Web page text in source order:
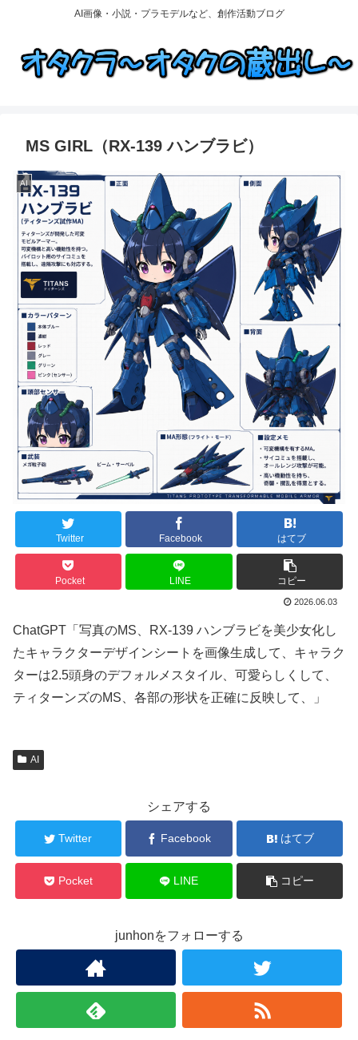
AI画像・小説・プラモデルなど、創作活動ブログ
MS GIRL（RX-139 ハンブラビ）
AI
Twitter Facebook はてブ
Pocket LINE コピー
2026.06.03
ChatGPT「写真のMS、RX-139 ハンブラビを美少女化し
たキャラクターデザインシートを画像生成して、キャラク
ターは2.5頭身のデフォルメスタイル、可愛らしくして、
ティターンズのMS、各部の形状を正確に反映して、」
AI
シェアする
Twitter Facebook はてブ
Pocket LINE コピー
junhonをフォローする